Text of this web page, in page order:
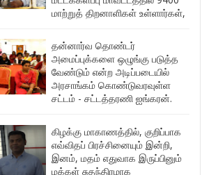
மாற்றுத் திறனாளிகள் உள்ளார்கள்,
தன்னார்வ தொண்டர்
அமைப்புக்களை ஒழுங்கு படுத்த
வேண்டும் என்ற அடிப்படையில்
அரசாங்கம் கொண்டுவரவுள்ள
சட்டம் - சட்டத்தரணி ஐங்கரன்.
கிழக்கு மாகாணத்தில், குறிப்பாக
எவ்விதப் பிரச்சினையும் இன்றி,
இனம், மதம் எதுவாக இருப்பினும்
மக்கள் சுதந்திரமாக